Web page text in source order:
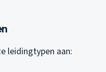
leidingtypen aan: